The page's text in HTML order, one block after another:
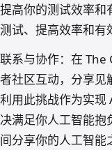
提高你的测试效率和
测试、提高效率和有
联系与协作：在 The
者社区互动，分享见
利用此挑战作为实现
决满足你人工智能抱
间分享你的人工智能